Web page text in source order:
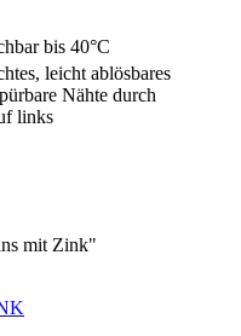
bis 40°C
leicht ablösbares
Nähte durch
links
mit Zink"